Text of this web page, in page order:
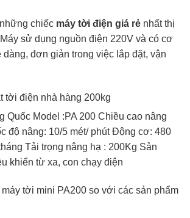
chiếc máy tời điện giá rẻ nhất thị
sử dụng nguồn điện 220V và có cơ
dàng, đơn giản trong việc lắp đặt, vận
tời điện nhà hàng 200kg
Quốc Model :PA 200 Chiều cao nâng
độ nâng: 10/5 mét/ phút Động cơ: 480
Tải trọng nâng hạ : 200Kg Sản
khiển từ xa, con chạy điện
tời mini PA200 so với các sản phẩm